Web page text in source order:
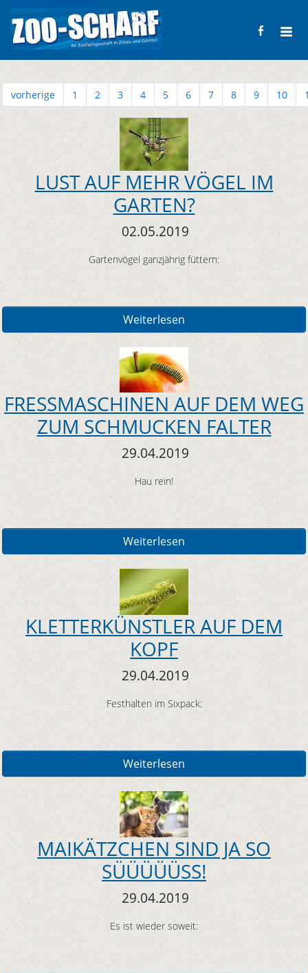
vorherige 1 2 3 4 5 6 7 8 9 10
LUST AUF MEHR VÖGEL IM
GARTEN?
02.05.2019
Gartenvögel ganzjährig füttern:
Weiterlesen
FRESSMASCHINEN AUF DEM WEG
ZUM SCHMUCKEN FALTER
29.04.2019
Hau rein!
Weiterlesen
KLETTERKÜNSTLER AUF DEM
KOPF
29.04.2019
Festhalten im Sixpack:
Weiterlesen
MAIKÄTZCHEN SIND JA SO
SÜÜÜÜÜSS!
29.04.2019
Es ist wieder soweit: